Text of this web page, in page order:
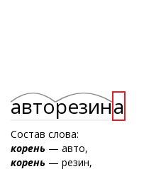
авторезина
Состав слова:
корень — авто,
корень — резин,